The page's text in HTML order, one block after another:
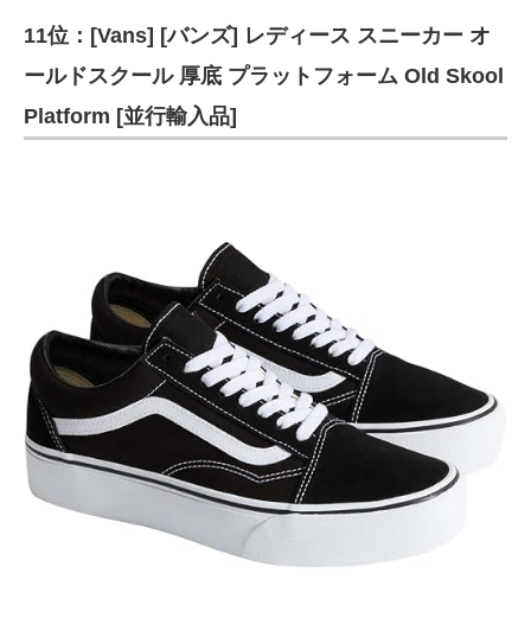
11位：[Vans] [バンズ] レディース スニーカー オ
ールドスクール 厚底 プラットフォーム Old Skool
Platform [並行輸入品]